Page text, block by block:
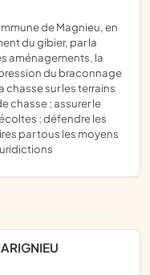
du gibier, par la
aménagements, la
du braconnage
sur les terrains
chasse ; assurer le
; défendre les
par tous les moyens